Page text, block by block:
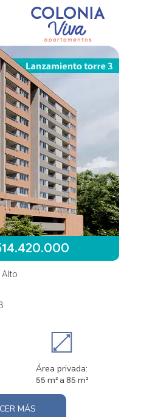
Área privada:
55 m² a 85 m²
MÁS